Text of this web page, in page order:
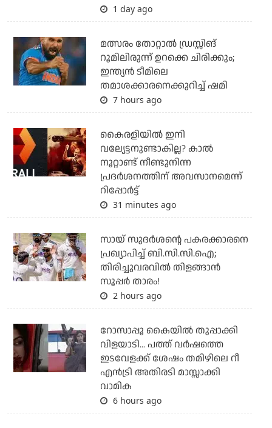
1 day ago
മത്സരം തോറ്റാല്‍ ഡ്രസ്സിങ്
റൂമിലിരുന്ന് ഉറക്കെ ചിരിക്കും;
ഇന്ത്യന്‍ ടീമിലെ
തമാശക്കാരനെക്കുറിച്ച് ഷമി
7 hours ago
കൈരളിയില്‍ ഇനി
വല്യേട്ടനുണ്ടാകില്ല? കാല്‍
നൂറ്റാണ്ട് നീണ്ടുനിന്ന
പ്രദര്‍ശനത്തിന് അവസാനമെന്ന്
റിപ്പോര്‍ട്ട്
31 minutes ago
സായ് സുദര്‍ശന്റെ പകരക്കാരനെ
പ്രഖ്യാപിച്ച് ബി.സി.സി.ഐ;
തിരിച്ചുവരവില്‍ തിളങ്ങാന്‍
സൂപ്പര്‍ താരം!
2 hours ago
റോസാപ്പൂ കൈയില്‍ തുപ്പാക്കി
വിളയാടി... പത്ത് വര്‍ഷത്തെ
ഇടവേളക്ക് ശേഷം തമിഴിലെ റീ
എന്‍ട്രി അതിരടി മാസ്സാക്കി
വാമിക
6 hours ago